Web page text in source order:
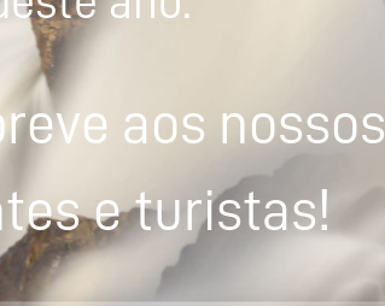
aos nossos
e turistas!